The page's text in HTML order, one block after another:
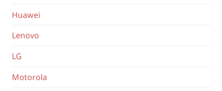
Huawei
Lenovo
LG
Motorola